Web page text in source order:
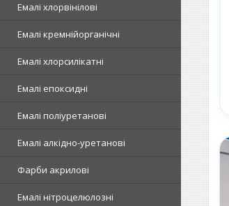
Емалі хлорвінілові
Емалі кремнійорганічні
Емалі хлорсилікатні
Емалі епоксидні
Емалі поліуретанові
Емалі алкідно-уретанові
Фарби акрилові
Емалі нітроцелюлозні